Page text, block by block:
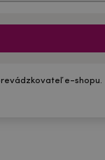
e-shopu.